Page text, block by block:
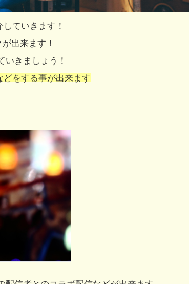
ていきます！
出来ます！
いきましょう！
どをする事が出来ます